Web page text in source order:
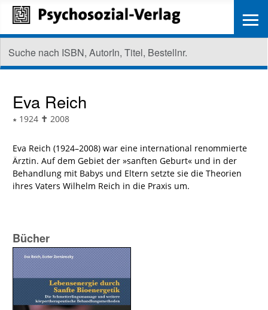
Eva Reich
∗ 1924 ✝ 2008
Eva Reich (1924–2008) war eine international renommierte
Ärztin. Auf dem Gebiet der »sanften Geburt« und in der
Behandlung mit Babys und Eltern setzte sie die Theorien
ihres Vaters Wilhelm Reich in die Praxis um.
Bücher
≡